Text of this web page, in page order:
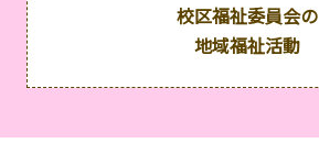
校区福祉委員会の
地域福祉活動